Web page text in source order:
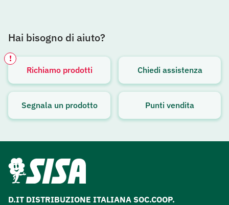
Hai bisogno di aiuto?
Richiamo prodotti
!
Avviso attivo
Chiedi assistenza
Segnala un prodotto Punti vendita
D.IT DISTRIBUZIONE ITALIANA SOC.COOP.